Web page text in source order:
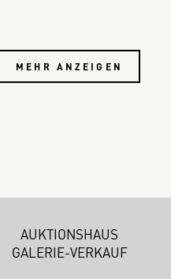
MEHR ANZEIGEN
AUKTIONSHAUS
GALERIE-VERKAUF